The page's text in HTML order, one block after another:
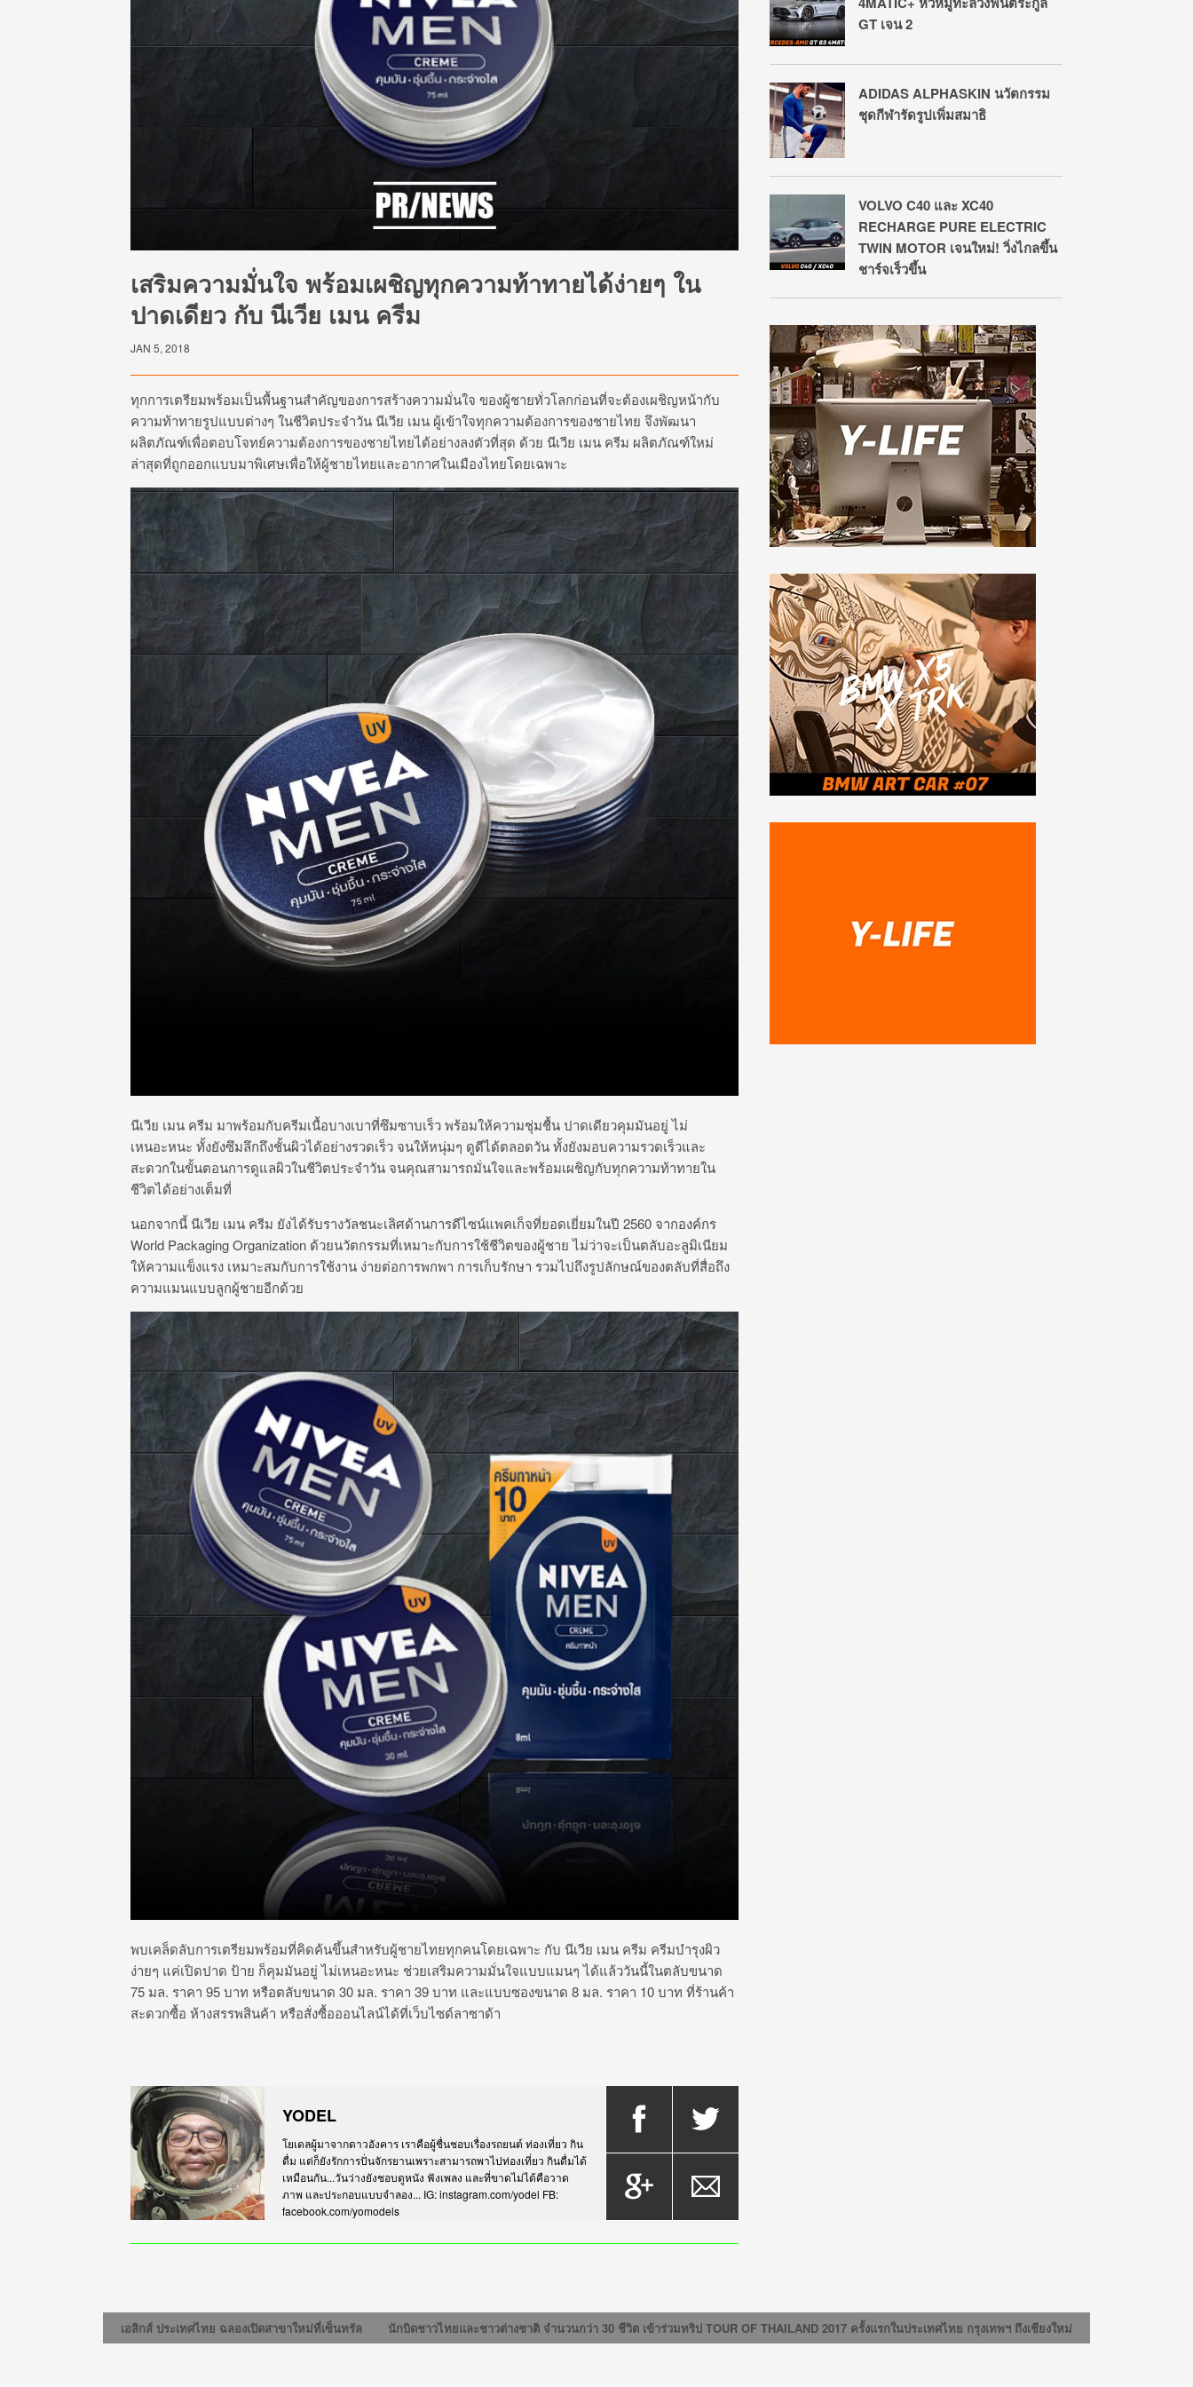
เสริมความมั่นใจ พร้อมเผชิญทุกความท้าทายได้ง่ายๆ ใน
ปาดเดียว กับ นีเวีย เมน ครีม
JAN 5, 2018
ทุกการเตรียมพร้อมเป็นพื้นฐานสำคัญของการสร้างความมั่นใจ ของผู้ชายทั่วโลกก่อนที่จะต้องเผชิญหน้ากับ
ความท้าทายรูปแบบต่างๆ ในชีวิตประจำวัน นีเวีย เมน ผู้เข้าใจทุกความต้องการของชายไทย จึงพัฒนา
ผลิตภัณฑ์เพื่อตอบโจทย์ความต้องการของชายไทยได้อย่างลงตัวที่สุด ด้วย นีเวีย เมน ครีม ผลิตภัณฑ์ใหม่
ล่าสุดที่ถูกออกแบบมาพิเศษเพื่อให้ผู้ชายไทยและอากาศในเมืองไทยโดยเฉพาะ
นีเวีย เมน ครีม มาพร้อมกับครีมเนื้อบางเบาที่ซึมซาบเร็ว พร้อมให้ความชุ่มชื้น ปาดเดียวคุมมันอยู่ ไม่
เหนอะหนะ ทั้งยังซึมลึกถึงชั้นผิวได้อย่างรวดเร็ว จนให้หนุ่มๆ ดูดีได้ตลอดวัน ทั้งยังมอบความรวดเร็วและ
สะดวกในขั้นตอนการดูแลผิวในชีวิตประจำวัน จนคุณสามารถมั่นใจและพร้อมเผชิญกับทุกความท้าทายใน
ชีวิตได้อย่างเต็มที่
นอกจากนี้ นีเวีย เมน ครีม ยังได้รับรางวัลชนะเลิศด้านการดีไซน์แพคเก็จที่ยอดเยี่ยมในปี 2560 จากองค์กร
World Packaging Organization ด้วยนวัตกรรมที่เหมาะกับการใช้ชีวิตของผู้ชาย ไม่ว่าจะเป็นตลับอะลูมิเนียม
ให้ความแข็งแรง เหมาะสมกับการใช้งาน ง่ายต่อการพกพา การเก็บรักษา รวมไปถึงรูปลักษณ์ของตลับที่สื่อถึง
ความแมนแบบลูกผู้ชายอีกด้วย
พบเคล็ดลับการเตรียมพร้อมที่คิดค้นขึ้นสำหรับผู้ชายไทยทุกคนโดยเฉพาะ กับ นีเวีย เมน ครีม ครีมบำรุงผิว
ง่ายๆ แค่เปิดปาด ป้าย ก็คุมมันอยู่ ไม่เหนอะหนะ ช่วยเสริมความมั่นใจแบบแมนๆ ได้แล้ววันนี้ในตลับขนาด
75 มล. ราคา 95 บาท หรือตลับขนาด 30 มล. ราคา 39 บาท และแบบซองขนาด 8 มล. ราคา 10 บาท ที่ร้านค้า
สะดวกซื้อ ห้างสรรพสินค้า หรือสั่งซื้อออนไลน์ได้ที่เว็บไซด์ลาซาด้า
YODEL
โยเดลผู้มาจากดาวอังคาร เราคือผู้ชื่นชอบเรื่องรถยนต์ ท่องเที่ยว กิน
ดื่ม แต่ก็ยังรักการปั่นจักรยานเพราะสามารถพาไปท่องเที่ยว กินดื่มได้
เหมือนกัน...วันว่างยังชอบดูหนัง ฟังเพลง และที่ขาดไม่ได้คือวาด
ภาพ และประกอบแบบจำลอง... IG: instagram.com/yodel FB:
facebook.com/yomodels
GT เจน 2
ADIDAS ALPHASKIN นวัตกรรม
ชุดกีฬารัดรูปเพิ่มสมาธิ
VOLVO C40 และ XC40
RECHARGE PURE ELECTRIC
TWIN MOTOR เจนใหม่! วิ่งไกลขึ้น
ชาร์จเร็วขึ้น
เอสิกส์ ประเทศไทย ฉลองเปิดสาขาใหม่ที่เซ็นทรัล ลาดพร้าวนักบิดชาวไทยและชาวต่างชาติ จำนวนกว่า 30 ชีวิต เข้าร่วมทริป TOUR OF THAILAND 2017 ครั้งแรกในประเทศไทย กรุงเทพฯ ถึงเชียงใหม่